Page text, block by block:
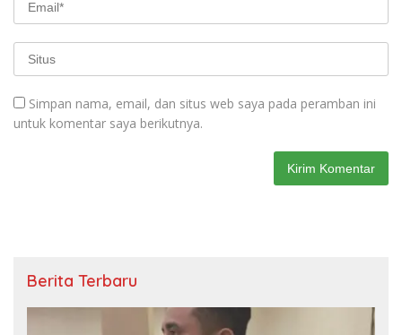
Simpan nama, email, dan situs web saya pada peramban ini
untuk komentar saya berikutnya.
Berita Terbaru